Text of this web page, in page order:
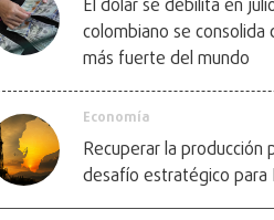
El dólar se debilita en
colombiano se consolida
más fuerte del mundo
Economía
Recuperar la producción
desafío estratégico para